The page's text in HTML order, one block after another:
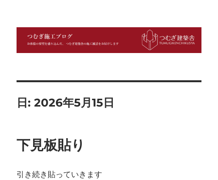
つむぎ施工ブログ
日:2026年5月15日
下見板貼り
引き続き貼っていきます